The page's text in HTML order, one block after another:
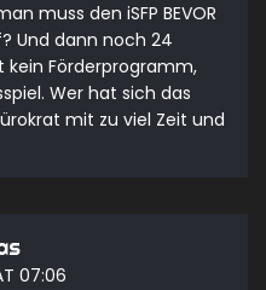
muss den iSFP BEVOR
Und dann noch 24
kein Förderprogramm,
Wer hat sich das
mit zu viel Zeit und
07:06